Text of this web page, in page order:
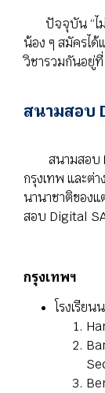
ปัจจุบัน “ไม่
น้อง ๆ สมัครได้
วิชารวมกันอยู่ที่
สนามสอบ
สนามสอบ
กรุงเทพ และต่
นานาชาติของ
สอบ Digital
กรุงเทพฯ
โรงเรียน